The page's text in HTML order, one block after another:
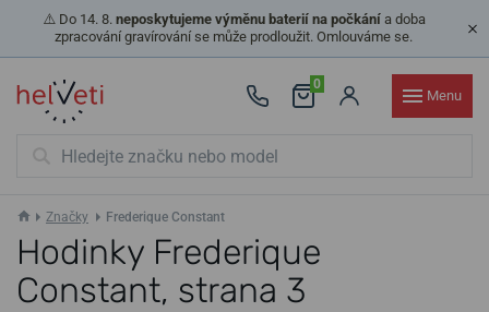
⚠️ Do 14. 8. neposkytujeme výměnu baterií na počkánía doba
zpracování gravírování se může prodloužit. Omlouváme se.
0
Menu
Značky Frederique Constant
Hodinky Frederique
Constant, strana 3